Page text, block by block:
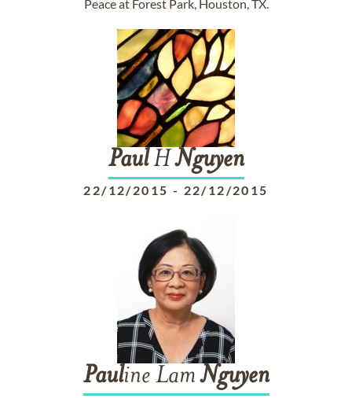
Peace at Forest Park, Houston, TX.
PaulHNguyen
22/12/2015 - 22/12/2015
Pauline LamNguyen